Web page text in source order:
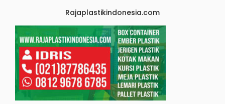
Rajaplastikindonesia.com